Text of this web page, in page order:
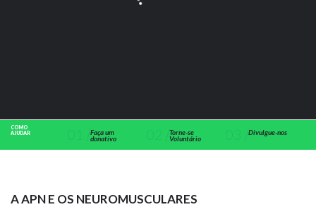
COMO
AJUDAR
Faça um
donativo
Torne-se
Voluntário
Divulgue-nos
A APN E OS NEUROMUSCULARES